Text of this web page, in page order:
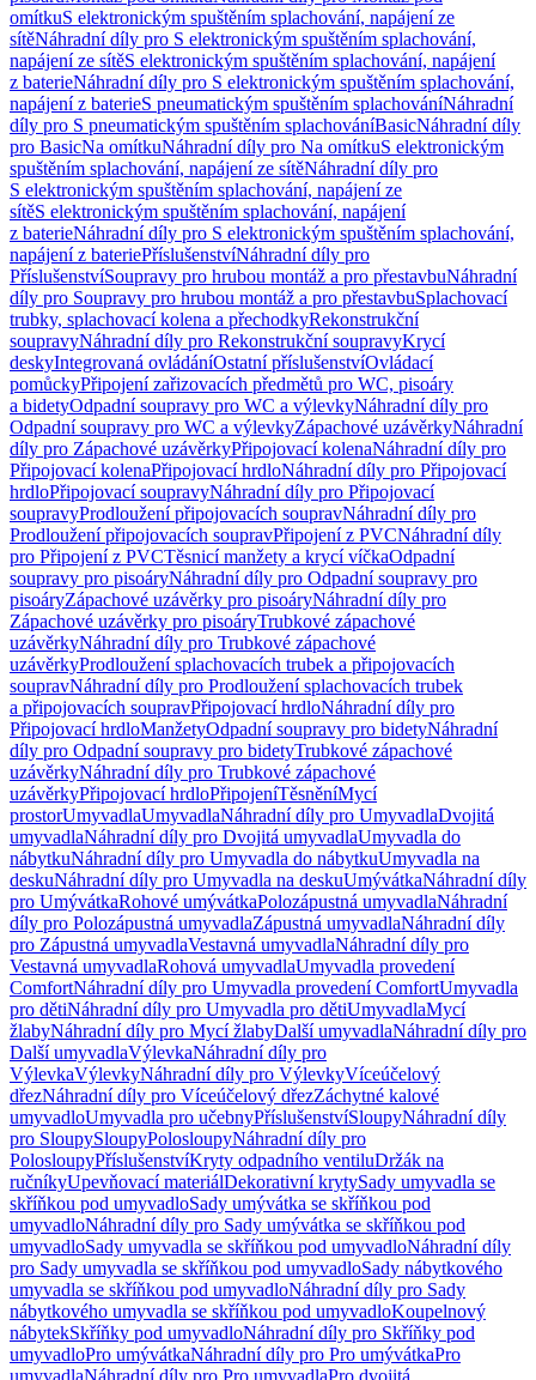
omítkuS elektronickým spuštěním splachování, napájení ze
sítěNáhradní díly pro S elektronickým spuštěním splachování,
napájení ze sítěS elektronickým spuštěním splachování, napájení
z baterieNáhradní díly pro S elektronickým spuštěním splachování,
napájení z baterieS pneumatickým spuštěním splachováníNáhradní
díly pro S pneumatickým spuštěním splachováníBasicNáhradní díly
pro BasicNa omítkuNáhradní díly pro Na omítkuS elektronickým
spuštěním splachování, napájení ze sítěNáhradní díly pro
S elektronickým spuštěním splachování, napájení ze
sítěS elektronickým spuštěním splachování, napájení
z baterieNáhradní díly pro S elektronickým spuštěním splachování,
napájení z bateriePříslušenstvíNáhradní díly pro
PříslušenstvíSoupravy pro hrubou montáž a pro přestavbuNáhradní
díly pro Soupravy pro hrubou montáž a pro přestavbuSplachovací
trubky, splachovací kolena a přechodkyRekonstrukční
soupravyNáhradní díly pro Rekonstrukční soupravyKrycí
deskyIntegrovaná ovládáníOstatní příslušenstvíOvládací
pomůckyPřipojení zařizovacích předmětů pro WC, pisoáry
a bidetyOdpadní soupravy pro WC a výlevkyNáhradní díly pro
Odpadní soupravy pro WC a výlevkyZápachové uzávěrkyNáhradní
díly pro Zápachové uzávěrkyPřipojovací kolenaNáhradní díly pro
Připojovací kolenaPřipojovací hrdloNáhradní díly pro Připojovací
hrdloPřipojovací soupravyNáhradní díly pro Připojovací
soupravyProdloužení připojovacích soupravNáhradní díly pro
Prodloužení připojovacích soupravPřipojení z PVCNáhradní díly
pro Připojení z PVCTěsnicí manžety a krycí víčkaOdpadní
soupravy pro pisoáryNáhradní díly pro Odpadní soupravy pro
pisoáryZápachové uzávěrky pro pisoáryNáhradní díly pro
Zápachové uzávěrky pro pisoáryTrubkové zápachové
uzávěrkyNáhradní díly pro Trubkové zápachové
uzávěrkyProdloužení splachovacích trubek a připojovacích
soupravNáhradní díly pro Prodloužení splachovacích trubek
a připojovacích soupravPřipojovací hrdloNáhradní díly pro
Připojovací hrdloManžetyOdpadní soupravy pro bidetyNáhradní
díly pro Odpadní soupravy pro bidetyTrubkové zápachové
uzávěrkyNáhradní díly pro Trubkové zápachové
uzávěrkyPřipojovací hrdloPřipojeníTěsněníMycí
prostorUmyvadlaUmyvadlaNáhradní díly pro UmyvadlaDvojitá
umyvadlaNáhradní díly pro Dvojitá umyvadlaUmyvadla do
nábytkuNáhradní díly pro Umyvadla do nábytkuUmyvadla na
deskuNáhradní díly pro Umyvadla na deskuUmývátkaNáhradní díly
pro UmývátkaRohové umývátkaPolozápustná umyvadlaNáhradní
díly pro Polozápustná umyvadlaZápustná umyvadlaNáhradní díly
pro Zápustná umyvadlaVestavná umyvadlaNáhradní díly pro
Vestavná umyvadlaRohová umyvadlaUmyvadla provedení
ComfortNáhradní díly pro Umyvadla provedení ComfortUmyvadla
pro dětiNáhradní díly pro Umyvadla pro dětiUmyvadlaMycí
žlabyNáhradní díly pro Mycí žlabyDalší umyvadlaNáhradní díly pro
Další umyvadlaVýlevkaNáhradní díly pro
VýlevkaVýlevkyNáhradní díly pro VýlevkyVíceúčelový
dřezNáhradní díly pro Víceúčelový dřezZáchytné kalové
umyvadloUmyvadla pro učebnyPříslušenstvíSloupyNáhradní díly
pro SloupySloupyPolosloupyNáhradní díly pro
PolosloupyPříslušenstvíKryty odpadního ventiluDržák na
ručníkyUpevňovací materiálDekorativní krytySady umyvadla se
skříňkou pod umyvadloSady umývátka se skříňkou pod
umyvadloNáhradní díly pro Sady umývátka se skříňkou pod
umyvadloSady umyvadla se skříňkou pod umyvadloNáhradní díly
pro Sady umyvadla se skříňkou pod umyvadloSady nábytkového
umyvadla se skříňkou pod umyvadloNáhradní díly pro Sady
nábytkového umyvadla se skříňkou pod umyvadloKoupelnový
nábytekSkříňky pod umyvadloNáhradní díly pro Skříňky pod
umyvadloPro umývátkaNáhradní díly pro Pro umývátkaPro
umyvadlaNáhradní díly pro Pro umyvadlaPro dvojitá